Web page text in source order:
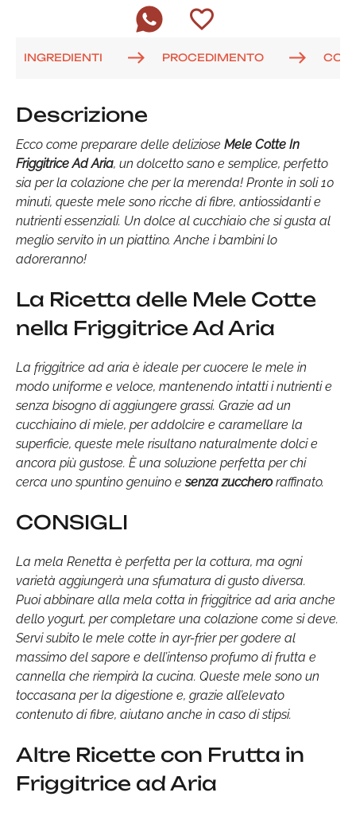
INGREDIENTI PROCEDIMENTO
Descrizione
Ecco come preparare delle deliziose Mele Cotte In
Friggitrice Ad Aria, un dolcetto sano e semplice, perfetto
sia per la colazione che per la merenda! Pronte in soli 10
minuti, queste mele sono ricche di fibre, antiossidanti e
nutrienti essenziali. Un dolce al cucchiaio che si gusta al
meglio servito in un piattino. Anche i bambini lo
adoreranno!
La Ricetta delle Mele Cotte
nella Friggitrice Ad Aria
La friggitrice ad aria è ideale per cuocere le mele in
modo uniforme e veloce, mantenendo intatti i nutrienti e
senza bisogno di aggiungere grassi. Grazie ad un
cucchiaino di miele, per addolcire e caramellare la
superficie, queste mele risultano naturalmente dolci e
ancora più gustose. È una soluzione perfetta per chi
cerca uno spuntino genuino esenza zuccheroraffinato.
CONSIGLI
La mela Renetta è perfetta per la cottura, ma ogni
varietà aggiungerà una sfumatura di gusto diversa.
Puoi abbinare alla mela cotta in friggitrice ad aria anche
dello yogurt, per completare una colazione come si deve.
Servi subito le mele cotte in ayr-frier per godere al
massimo del sapore e dell’intenso profumo di frutta e
cannella che riempirà la cucina. Queste mele sono un
toccasana per la digestione e, grazie all’elevato
contenuto di fibre, aiutano anche in caso di stipsi.
Altre Ricette con Frutta in
Friggitrice ad Aria